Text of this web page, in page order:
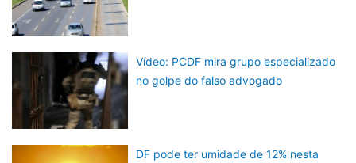
Vídeo: PCDF mira grupo especializado
no golpe do falso advogado
DF pode ter umidade de 12% nesta